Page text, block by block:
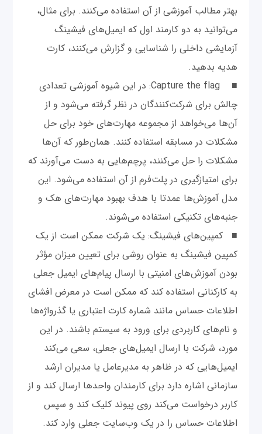
بهتر مطالب آموزشی از آن استفاده می‌کنند. برای مثال،
می‌توانید به دو کارمند اول که ایمیل‌های فیشینگ
آزمایشی داخلی را شناسایی و گزارش می‌کنند، کارت
هدیه بدهید.
■ Capture the flag: ‌در این شیوه آموزشی تعدادی
چالش برای شرکت‌کنندگان در نظر گرفته می‌شود و از
آن‌ها می‌خواهد از مجموعه مهارت‌های خود برای حل
مشکلات در مسابقه استفاده کنند. همان‌طور که آن‌ها
مشکلات را حل می‌کنند، پرچم‌هایی به دست می‌آورند که
برای امتیازگیری در پلت‌فرم از آن استفاده می‌شود. این
مدل آموزش‌ها عمدتا با هدف بهبود مهارت‌های هک و
جنبه‌های تکنیکی استفاده می‌شوند.
■ کمپین‌های فیشینگ: یک شرکت ممکن است از یک
کمپین فیشینگ به عنوان روشی برای تعیین میزان مؤثر
بودن آموزش‌های امنیتی با ارسال پیام‌های ایمیل جعلی
به کارکنانی استفاده کند که ممکن است در معرض افشای
اطلاعات حساس مانند شماره کارت اعتباری یا گذرواژه‌ها
و نام‌های کاربردی برای ورود به سیستم باشند. در این
مورد، شرکت با ارسال ایمیل‌های جعلی، سعی می‌کند
ایمیل‌هایی که در ظاهر به مدیرعامل یا مدیران ارشد
سازمانی اشاره دارد برای کارمندان واحدها ارسال کند و از
کاربر درخواست می‌کند روی پیوند کلیک کند و سپس
اطلاعات حساس را در یک وب‌سایت جعلی وارد کند.